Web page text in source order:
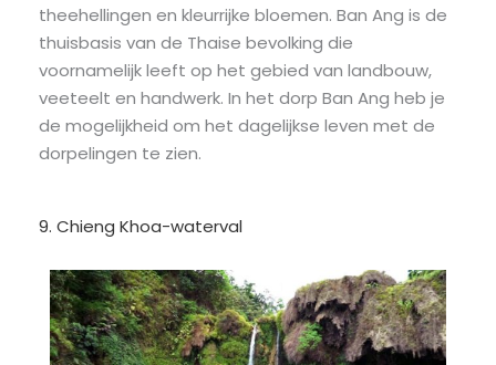
theehellingen en kleurrijke bloemen. Ban Ang is de
thuisbasis van de Thaise bevolking die
voornamelijk leeft op het gebied van landbouw,
veeteelt en handwerk. In het dorp Ban Ang heb je
de mogelijkheid om het dagelijkse leven met de
dorpelingen te zien.
9. Chieng Khoa-waterval